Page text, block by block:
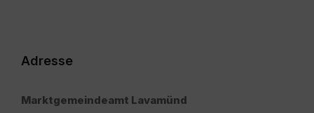
Adresse
Marktgemeindeamt Lavamünd